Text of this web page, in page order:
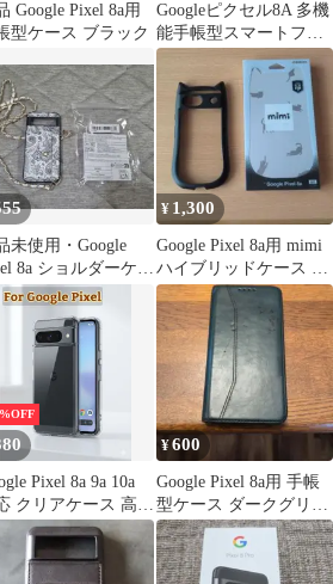
Google Pixel 8a用
型ケース ブラック
Googleピクセル8A 多機
能手帳型スマートフォ
ンケース エレコムゼロ
ショック
未使用・Google
8a ショルダーケー
ード収納付き
¥ 1,300
Google Pixel 8a用 mimi
ハイブリッドケース 猫
耳 ブラック
Pixel 8a 9a 10a
クリアケース 高透
素材 耐衝撃 薄
¥600
Google Pixel 8a用 手帳
型ケース ダークグリー
ン Pixel8a